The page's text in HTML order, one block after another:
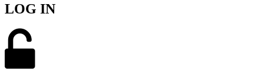
LOG IN